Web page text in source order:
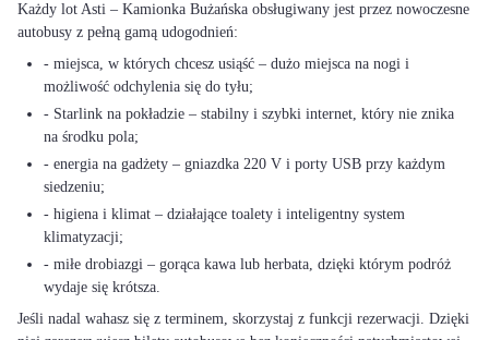
Każdy lot Asti – Kamionka Bużańska obsługiwany jest przez nowoczesne
autobusy z pełną gamą udogodnień:
- miejsca, w których chcesz usiąść – dużo miejsca na nogi i
możliwość odchylenia się do tyłu;
- Starlink na pokładzie – stabilny i szybki internet, który nie znika
na środku pola;
- energia na gadżety – gniazdka 220 V i porty USB przy każdym
siedzeniu;
- higiena i klimat – działające toalety i inteligentny system
klimatyzacji;
- miłe drobiazgi – gorąca kawa lub herbata, dzięki którym podróż
wydaje się krótsza.
Jeśli nadal wahasz się z terminem, skorzystaj z funkcji rezerwacji. Dzięki